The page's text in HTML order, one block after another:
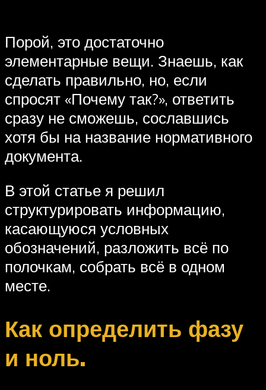
Порой, это достаточно
элементарные вещи. Знаешь, как
сделать правильно, но, если
спросят «Почему так?», ответить
сразу не сможешь, сославшись
хотя бы на название нормативного
документа.
В этой статье я решил
структурировать информацию,
касающуюся условных
обозначений, разложить всё по
полочкам, собрать всё в одном
месте.
Как определить фазу
и ноль.